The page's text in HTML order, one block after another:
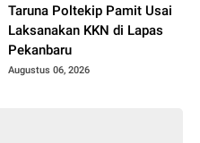
Taruna Poltekip Pamit Usai
Laksanakan KKN di Lapas
Pekanbaru
Augustus 06, 2026